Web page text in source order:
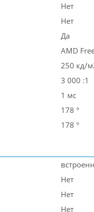
Нет
Нет
Да
AMD
250 кд/
3 000 :1
1 мс
178 °
178 °
Нет
Нет
Нет